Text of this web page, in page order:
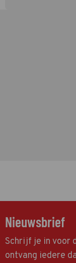
Nieuwsbrief
Schrijf je in voor
ontvang iedere